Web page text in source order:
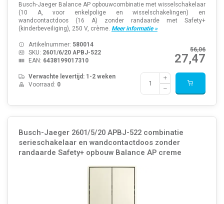
Busch-Jaeger Balance AP opbouwcombinatie met wisselschakelaar
(10 A, voor enkelpolige en wisselschakelingen) en
wandcontactdoos (16 A) zonder randaarde met Safety+
(kinderbeveiliging), 250 V, crème. Meer informatie »
56,06
27,47
Artikelnummer: 580014
SKU: 2601/6/20 APBJ-522
EAN: 6438199017310
Verwachte levertijd: 1-2 weken
Voorraad: 0
Busch-Jaeger 2601/5/20 APBJ-522 combinatie
serieschakelaar en wandcontactdoos zonder
randaarde Safety+ opbouw Balance AP creme